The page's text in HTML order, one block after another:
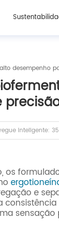
desempenho
inteligente:
e